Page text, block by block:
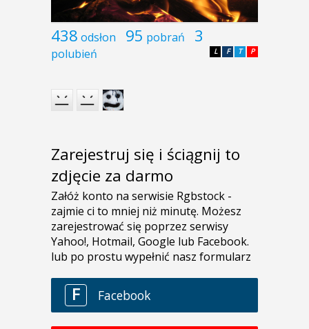
438 odsłon 95 pobrań 3
polubień P
T
F
L
Zarejestruj się i ściągnij to
zdjęcie za darmo